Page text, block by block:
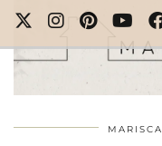
MARISCA